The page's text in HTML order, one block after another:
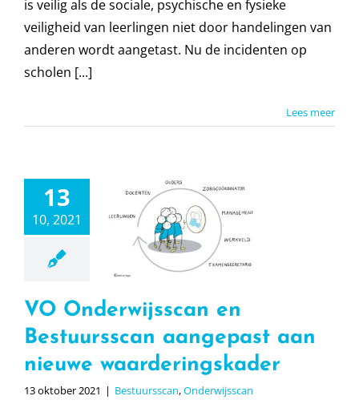
is veilig als de sociale, psychische en fysieke
veiligheid van leerlingen niet door handelingen van
anderen wordt aangetast. Nu de incidenten op
scholen [...]
Lees meer
13
10, 2021
aan
VO Onderwijsscan en
Bestuursscan aangepast aan
nieuwe waarderingskader
13 oktober 2021 | Bestuursscan,Onderwijsscan